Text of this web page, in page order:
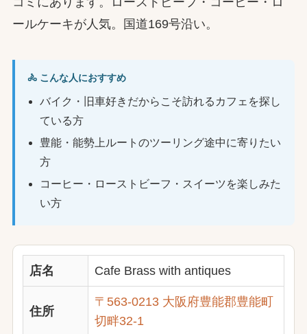
ールケーキが人気。国道169号沿い。
🚴 こんな人におすすめ
バイク・旧車好きだからこそ訪れるカフェを探し
ている方
豊能・能勢上ルートのツーリング途中に寄りたい
方
コーヒー・ローストビーフ・スイーツを楽しみた
い方
店名 Cafe Brass with antiques
住所
〒563-0213 大阪府豊能郡豊能町
切畔32-1